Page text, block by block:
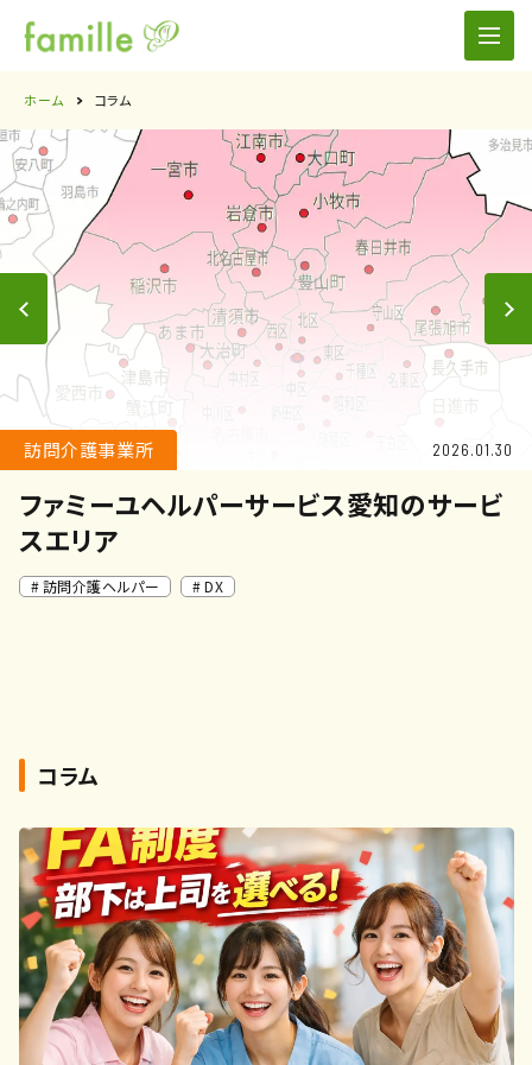
ホーム コラム
訪問介護事業所
ファミーユヘルパーサービス愛知のサービ
スエリア
訪問介護ヘルパー DX
2026.01.30
コラム